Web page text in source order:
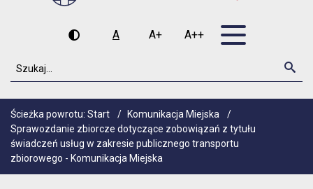
Wysoki kontrast
A
Czcionka domyślna
A+
Czcionka średnia
A++
Czcionka duża
Szukaj
Ścieżka powrotu: Start / Komunikacja Miejska
/
Sprawozdanie zbiorcze dotyczące zobowiązań z tytułu
świadczeń usług w zakresie publicznego transportu
zbiorowego - Komunikacja Miejska